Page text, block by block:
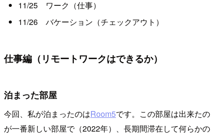
11/25 ワーク（仕事）
11/26 バケーション（チェックアウト）
仕事編（リモートワークはできるか）
泊まった部屋
今回、私が泊まったのはRoom5です。この部屋は出来たの
が一番新しい部屋で（2022年）、長期間滞在して何らかの